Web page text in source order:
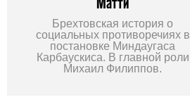
Брехтовская история о
социальных противоречиях в
постановке Миндаугаса
Карбаускиса. В главной роли
Михаил Филиппов.